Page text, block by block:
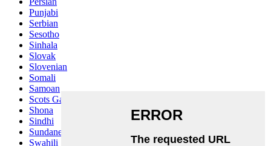
Punjabi
Serbian
Sesotho
Sinhala
Slovak
Slovenian
Somali
Samoan
Scots Gaelic
Shona
Sindhi
Sundanese
Swahili